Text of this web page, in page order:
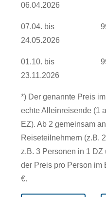
06.04.2026
07.04. bis
24.05.2026
01.10. bis
23.11.2026
*) Der genannte Preis
echte Alleinreisende (1
EZ). Ab 2 gemeinsam
Reiseteilnehmern (z.B.
z.B. 3 Personen in 1
der Preis pro Person im
€.